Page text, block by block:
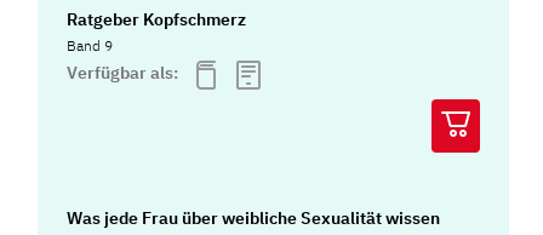
Ratgeber Kopfschmerz
Band 9
Verfügbar als:
Was jede Frau über weibliche Sexualität wissen